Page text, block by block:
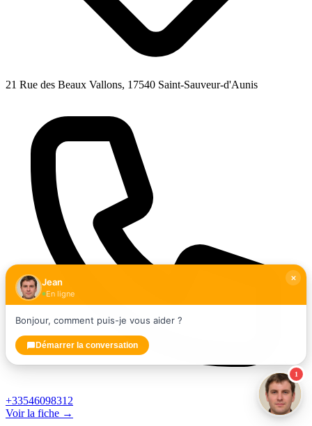
21 Rue des Beaux Vallons, 17540 Saint-Sauveur-d'Aunis
+33546098312
Voir la fiche →
1
Jean
En ligne
Bonjour, comment puis-je vous aider ?
Démarrer la conversation